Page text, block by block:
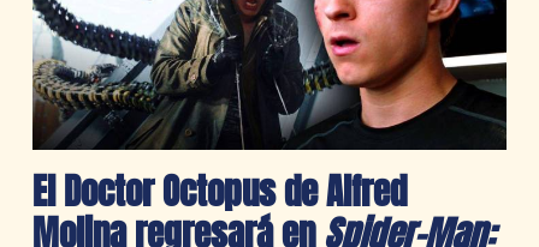
El Doctor Octopus de Alfred
Molina regresará enSpider-Man: